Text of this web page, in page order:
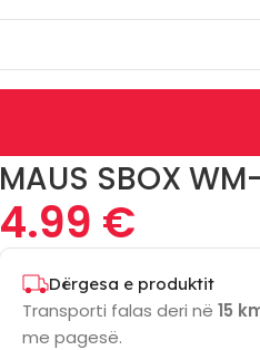
MAUS SBOX
4.99 €
Dërgesa e produktit
Transporti falas deri në 15
me pagesë.